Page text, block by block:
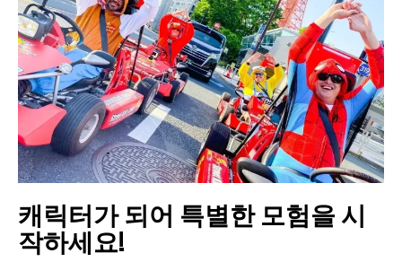
캐릭터가 되어 특별한 모험을 시
작하세요!